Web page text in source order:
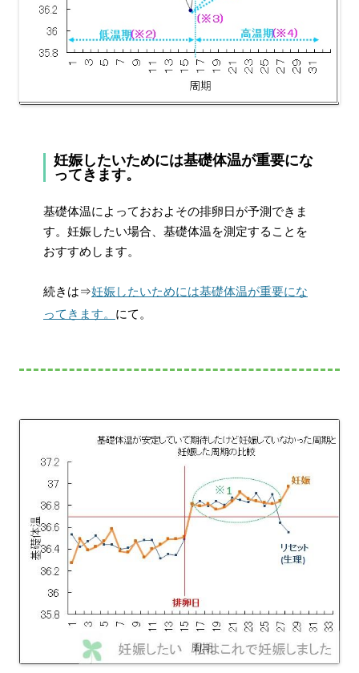
妊娠したいためには基礎体温が重要にな
ってきます。
基礎体温によっておおよその排卵日が予測できま
す。妊娠したい場合、基礎体温を測定することを
おすすめします。
続きは⇒妊娠したいためには基礎体温が重要にな
ってきます。 にて。